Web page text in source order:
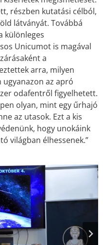
részben kutatási célból,
látványát. Továbbá
különleges
Unicumot is magával
a
arra, milyen
az apró
odafentről figyelhetett.
olyan, mint egy űrhajó
az utasok. Ezt a kis
hogy unokáink
világban élhessenek.”